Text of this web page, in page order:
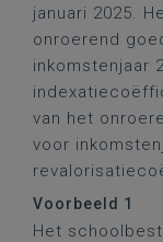
januari 2025.
onroerend
inkomstenjaar
van het
voor
Voorbeeld 1
Het